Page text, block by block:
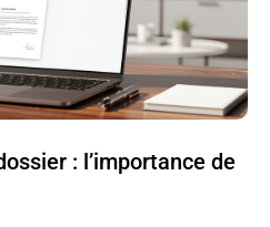
: l’importance de